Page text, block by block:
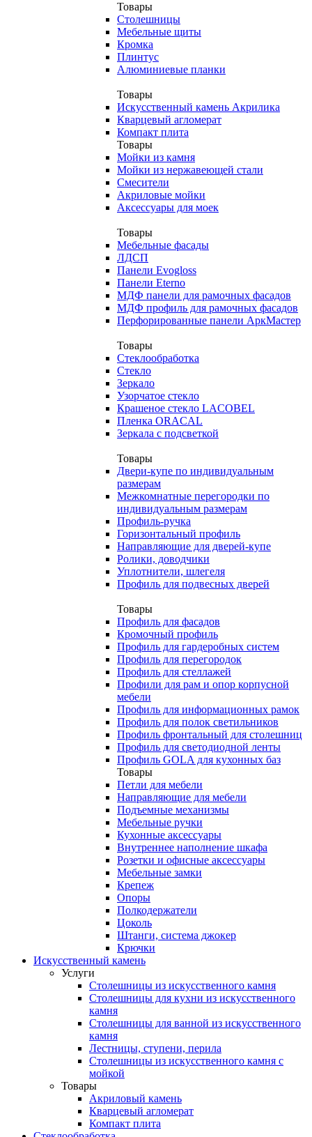
Товары
Столешницы
Мебельные щиты
Кромка
Плинтус
Алюминиевые планки
Товары
Искусственный камень Акрилика
Кварцевый агломерат
Компакт плита
Товары
Мойки из камня
Мойки из нержавеющей стали
Смесители
Акриловые мойки
Аксессуары для моек
Товары
Мебельные фасады
ЛДСП
Панели Evogloss
Панели Eterno
МДФ панели для рамочных фасадов
МДФ профиль для рамочных фасадов
Перфорированные панели АркМастер
Товары
Стеклообработка
Стекло
Зеркало
Узорчатое стекло
Крашеное стекло LACOBEL
Пленка ORACAL
Зеркала с подсветкой
Товары
Двери-купе по индивидуальным
размерам
Межкомнатные перегородки по
индивидуальным размерам
Профиль-ручка
Горизонтальный профиль
Направляющие для дверей-купе
Ролики, доводчики
Уплотнители, шлегеля
Профиль для подвесных дверей
Товары
Профиль для фасадов
Кромочный профиль
Профиль для гардеробных систем
Профиль для перегородок
Профиль для стеллажей
Профили для рам и опор корпусной
мебели
Профиль для информационных рамок
Профиль для полок светильников
Профиль фронтальный для столешниц
Профиль для светодиодной ленты
Профиль GOLA для кухонных баз
Товары
Петли для мебели
Направляющие для мебели
Подъемные механизмы
Мебельные ручки
Кухонные аксессуары
Внутреннее наполнение шкафа
Розетки и офисные аксессуары
Мебельные замки
Крепеж
Опоры
Полкодержатели
Цоколь
Штанги, система джокер
Крючки
Искусственный камень
Услуги
Столешницы из искусственного камня
Столешницы для кухни из искусственного
камня
Столешницы для ванной из искусственного
камня
Лестницы, ступени, перила
Столешницы из искусственного камня с
мойкой
Товары
Акриловый камень
Кварцевый агломерат
Компакт плита